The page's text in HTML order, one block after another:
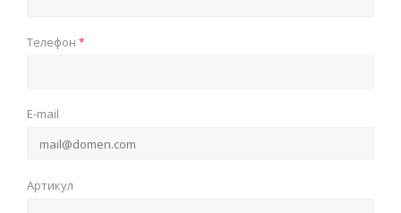
Телефон *
E-mail
Артикул